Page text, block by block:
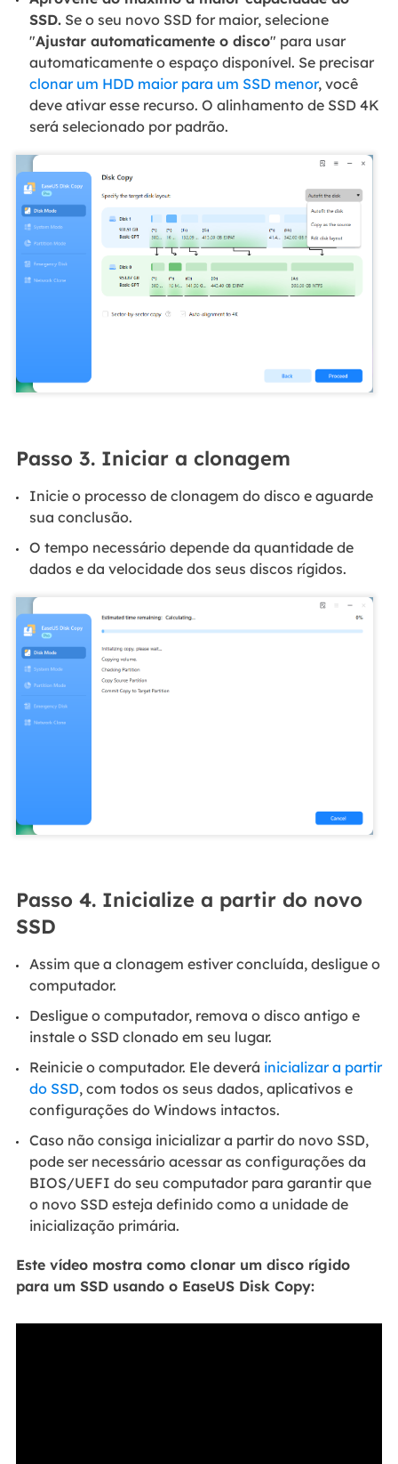
SSD.Se o seu novo SSD for maior, selecione
"Ajustar automaticamente o disco" para usar
automaticamente o espaço disponível. Se precisar
clonar um HDD maior para um SSD menor, você
deve ativar esse recurso. O alinhamento de SSD 4K
será selecionado por padrão.
Passo 3. Iniciar a clonagem
Inicie o processo de clonagem do disco e aguarde
sua conclusão.
O tempo necessário depende da quantidade de
dados e da velocidade dos seus discos rígidos.
Passo 4. Inicialize a partir do novo
SSD
Assim que a clonagem estiver concluída, desligue o
computador.
Desligue o computador, remova o disco antigo e
instale o SSD clonado em seu lugar.
Reinicie o computador. Ele deverá inicializar a partir
do SSD, com todos os seus dados, aplicativos e
configurações do Windows intactos.
Caso não consiga inicializar a partir do novo SSD,
pode ser necessário acessar as configurações da
BIOS/UEFI do seu computador para garantir que
o novo SSD esteja definido como a unidade de
inicialização primária.
Este vídeo mostra como clonar um disco rígido
para um SSD usando o EaseUS Disk Copy: